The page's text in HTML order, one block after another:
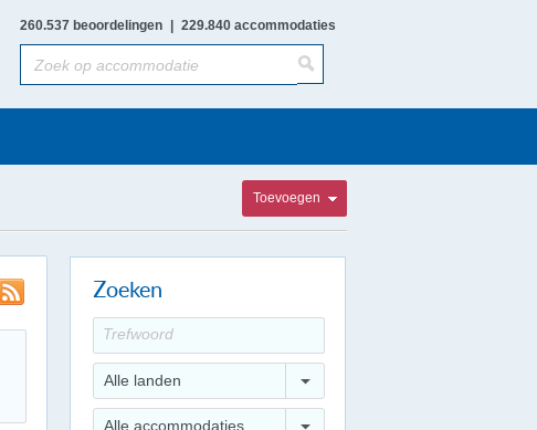
260.537 beoordelingen 229.840 accommodaties
Toevoegen
Zoeken
Alle landen
Alle accommodaties